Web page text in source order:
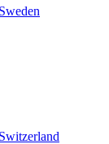
Sweden
Switzerland